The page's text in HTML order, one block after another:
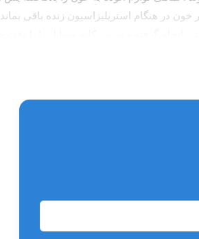
هنگام استریلیزاسیون زنده باقی